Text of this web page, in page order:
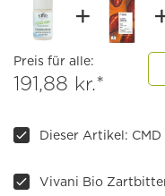
Preis für alle:
191,88 kr.*